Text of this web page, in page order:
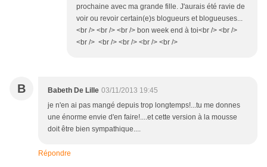
prochaine avec ma grande fille. J'aurais été ravie de
voir ou revoir certain(e)s blogueurs et blogueuses...
<br /> <br /> <br /> bon week end à toi<br /> <br />
<br /> <br /> <br /> <br /> <br />
B Babeth De Lille 03/11/2013 19:45
je n'en ai pas mangé depuis trop longtemps!...tu me donnes
une énorme envie d'en faire!....et cette version à la mousse
doit être bien sympathique....
Répondre